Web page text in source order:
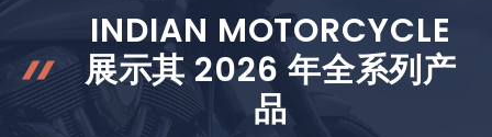
INDIAN MOTORCYCLE
展示其 2026 年全系列产
品